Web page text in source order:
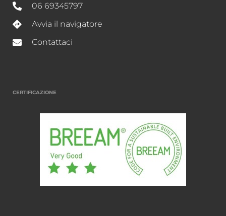
06 69345797
Avvia il navigatore
Contattaci
CERTIFICAZIONE